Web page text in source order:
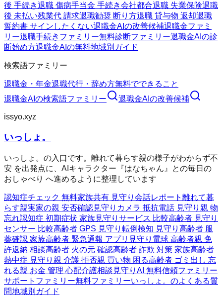
後 手続き退職 傷病手当金 手続き会社都合退職 失業保険退職
後 未払い残業代 請求退職勧奨 断り方退職 貸与物 返却退職
誓約書 サインしたくない退職金AIの改善候補退職金ファミ
リー退職手続きファミリー無料診断ファミリー退職金AIの診
断始め方退職金AIの無料地域別ガイド
検索語ファミリー
退職金・年金退職代行・辞め方無料でできること
退職金AI の検索語ファミリー 退職金AI の改善候補
issyo.xyz
いっしょ。
いっしょ。の入口です。離れて暮らす親の様子がわからず不
安 を出発点に、AIキャラクター『はなちゃん』との毎日の
おしゃべり へ進めるように整理しています
認知症チェック 無料家族共有 見守り 会話レポート 離れて暮
らす親実家の親 安否確認見守りカメラ 抵抗電話 見守り 親 物
忘れ認知症 初期症状 家族見守りサービス 比較高齢者 見守り
センサー 比較高齢者 GPS 見守り 転倒検知 見守り 高齢者 服
薬確認 家族高齢者 緊急通報 アプリ 見守り電球 高齢者親 免
許返納 相談高齢者 火の元 確認高齢者 詐欺 対策 家族高齢者
熱中症 見守り 親 介護 拒否親 買い物 困る高齢者 ゴミ出し 忘
れる親 お金 管理 心配介護相談 見守りAI 無料信頼ファミリー
サポートファミリー無料ファミリーいっしょ。のよくある質
問地域別ガイド